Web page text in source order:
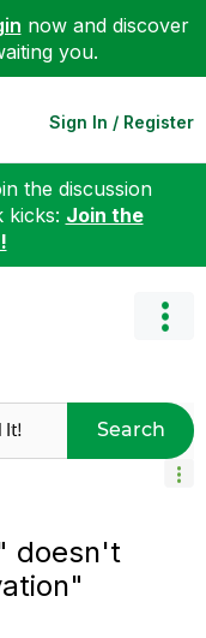
now and discover
you.
Sign In / Register
the discussion
kicks: Join the
Search
doesn't